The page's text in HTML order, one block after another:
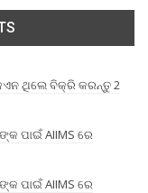
କଏନ ଥିଲେ ବିକ୍ରି କରନ୍ତୁ 2
ପାଇଁ AIIMS ରେ
ପାଇଁ AIIMS ରେ